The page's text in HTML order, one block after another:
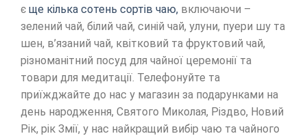
є ще кілька сотень сортів чаю, включаючи –
зелений чай, білий чай, синій чай, улуни, пуери шу та
шен, в’язаний чай, квітковий та фруктовий чай,
різноманітний посуд для чайної церемонії та
товари для медитації. Телефонуйте та
приїжджайте до нас у магазин за подарунками на
день народження, Святого Миколая, Різдво, Новий
Рік, рік Змії, у нас найкращий вибір чаю та чайного